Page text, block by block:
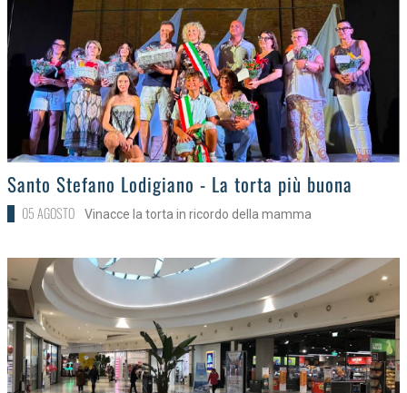
>
Santo Stefano Lodigiano - La torta più buona
05 AGOSTO Vinacce la torta in ricordo della mamma